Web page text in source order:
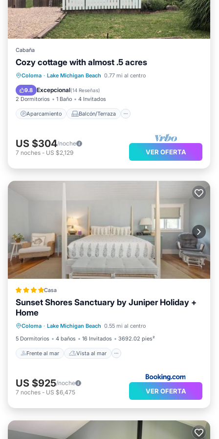
Cabaña
Cozy cottage with almost .5 acres
Coloma · Lake Michigan Beach 0.77 mi al centro
9.8 Excepcional(14 Reseñas)
2 Dormitorios 1 Baño 4 Invitados
Aparcamiento Balcón/Terraza
Aparcamiento
Balcón/Terraza
Cocina
Aire acondicionado
US $304/noche
7 noches - US $2,129 VER OFERTA
Casa
Sunset Shores Sanctuary by Juniper Holiday +
Home
Coloma · Lake Michigan Beach 0.55 mi al centro
5 Dormitorios
4 baños 16 Invitados 3692.02 pies²
Frente al mar Vista al mar
Aire acondicionado
US $925/noche
7 noches - US $6,475 VER OFERTA